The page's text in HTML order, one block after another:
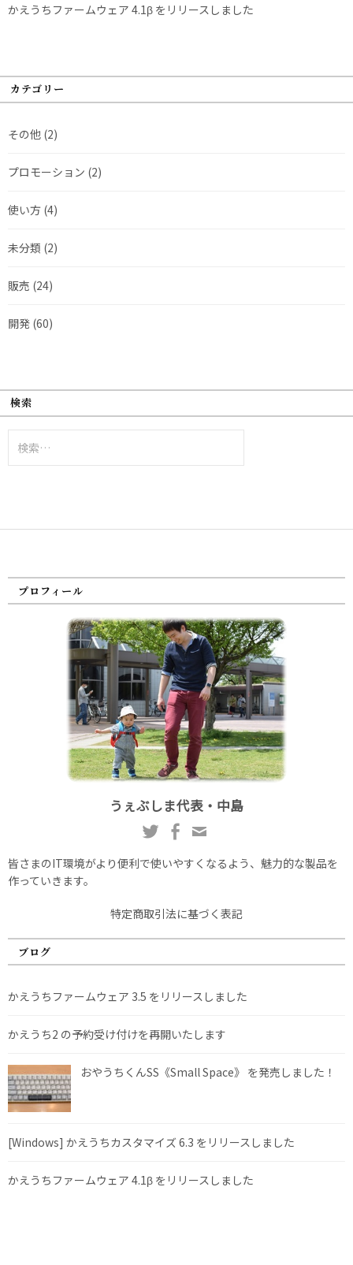
かえうちファームウェア 4.1β をリリースしました
カテゴリー
その他 (2)
プロモーション (2)
使い方 (4)
未分類 (2)
販売 (24)
開発 (60)
検索
索:
プロフィール
うぇぶしま代表・中島
皆さまのIT環境がより便利で使いやすくなるよう、魅力的な製品を
作っていきます。
特定商取引法に基づく表記
ブログ
かえうちファームウェア 3.5 をリリースしました
かえうち2 の予約受け付けを再開いたします
おやうちくんSS《Small Space》 を発売しました！
[Windows] かえうちカスタマイズ 6.3 をリリースしました
かえうちファームウェア 4.1β をリリースしました